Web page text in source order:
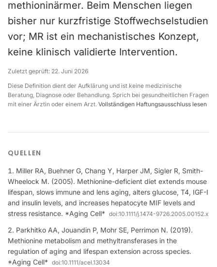
methioninärmer. Beim Menschen liegen
bisher nur kurzfristige Stoffwechselstudien
vor; MR ist ein mechanistisches Konzept,
keine klinisch validierte Intervention.
Zuletzt geprüft: 22. Juni 2026
Diese Definition dient der Aufklärung und ist keine medizinische
Beratung, Diagnose oder Behandlung. Sprich bei gesundheitlichen Fragen
mit einer Ärztin oder einem Arzt. Vollständigen Haftungsausschluss lesen
QUELLEN
Miller RA, Buehner G, Chang Y, Harper JM, Sigler R, Smith-
Wheelock M. (2005). Methionine-deficient diet extends mouse
lifespan, slows immune and lens aging, alters glucose, T4, IGF-I
and insulin levels, and increases hepatocyte MIF levels and
stress resistance. *Aging Cell* doi:10.1111/j.1474-9726.2005.00152.x
Parkhitko AA, Jouandin P, Mohr SE, Perrimon N. (2019).
Methionine metabolism and methyltransferases in the
regulation of aging and lifespan extension across species.
*Aging Cell* doi:10.1111/acel.13034